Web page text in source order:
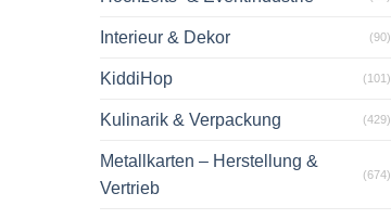
Interieur & Dekor (90)
KiddiHop (101)
Kulinarik & Verpackung (429)
Metallkarten – Herstellung &
Vertrieb
(674)